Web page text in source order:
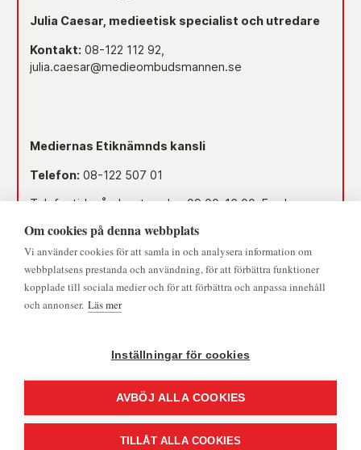
Julia Caesar, medieetisk specialist och utredare
Kontakt: 08-122 112 92,
julia.caesar@medieombudsmannen.se
Mediernas Etiknämnds kansli
Telefon: 08-122 507 01
Telefontid måndag-torsdag 09.00–16.00. Fredag
Dag före röd dag 09.00–12.00.
Lunchstängt 12.00–13.00.
Mejl:namnden@medieombudsmannen.se
Om cookies på denna webbplats
Vi använder cookies för att samla in och analysera information om
webbplatsens prestanda och användning, för att förbättra funktioner
kopplade till sociala medier och för att förbättra och anpassa innehåll
och annonser. Läs mer
Inställningar för cookies
AVBÖJ ALLA COOKIES
TILLÅT ALLA COOKIES